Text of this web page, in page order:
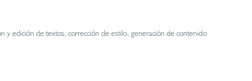
y edición de textos, corrección de estilo, generación de contenido